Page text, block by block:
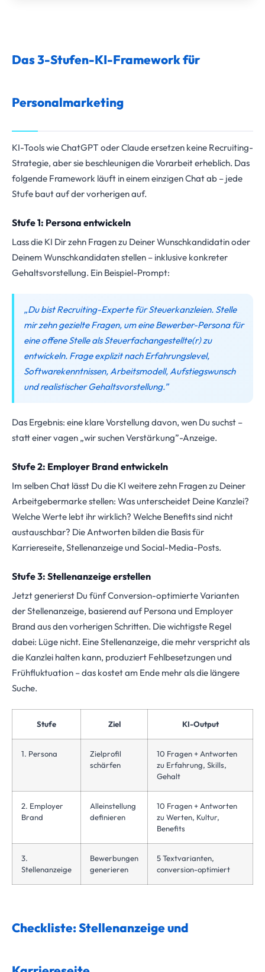
Das 3-Stufen-KI-Framework für
Personalmarketing
KI-Tools wie ChatGPT oder Claude ersetzen keine Recruiting-
Strategie, aber sie beschleunigen die Vorarbeit erheblich. Das
folgende Framework läuft in einem einzigen Chat ab – jede
Stufe baut auf der vorherigen auf.
Stufe 1: Persona entwickeln
Lass die KI Dir zehn Fragen zu Deiner Wunschkandidatin oder
Deinem Wunschkandidaten stellen – inklusive konkreter
Gehaltsvorstellung. Ein Beispiel-Prompt:
„Du bist Recruiting-Experte für Steuerkanzleien. Stelle
mir zehn gezielte Fragen, um eine Bewerber-Persona für
eine offene Stelle als Steuerfachangestellte(r) zu
entwickeln. Frage explizit nach Erfahrungslevel,
Softwarekenntnissen, Arbeitsmodell, Aufstiegswunsch
und realistischer Gehaltsvorstellung.”
Das Ergebnis: eine klare Vorstellung davon, wen Du suchst –
statt einer vagen „wir suchen Verstärkung”-Anzeige.
Stufe 2: Employer Brand entwickeln
Im selben Chat lässt Du die KI weitere zehn Fragen zu Deiner
Arbeitgebermarke stellen: Was unterscheidet Deine Kanzlei?
Welche Werte lebt ihr wirklich? Welche Benefits sind nicht
austauschbar? Die Antworten bilden die Basis für
Karriereseite, Stellenanzeige und Social-Media-Posts.
Stufe 3: Stellenanzeige erstellen
Jetzt generierst Du fünf Conversion-optimierte Varianten
der Stellenanzeige, basierend auf Persona und Employer
Brand aus den vorherigen Schritten. Die wichtigste Regel
dabei: Lüge nicht. Eine Stellenanzeige, die mehr verspricht als
die Kanzlei halten kann, produziert Fehlbesetzungen und
Frühfluktuation – das kostet am Ende mehr als die längere
Suche.
Stufe Ziel KI-Output
1. Persona
Zielprofil
schärfen
10 Fragen + Antworten
zu Erfahrung, Skills,
Gehalt
2. Employer
Brand
Alleinstellung
definieren
10 Fragen + Antworten
zu Werten, Kultur,
Benefits
3.
Stellenanzeige
Bewerbungen
generieren
5 Textvarianten,
conversion-optimiert
Checkliste: Stellenanzeige und